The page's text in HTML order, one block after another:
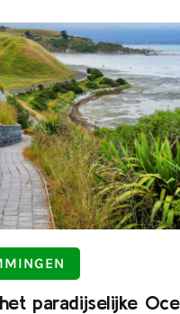
paradijselijke